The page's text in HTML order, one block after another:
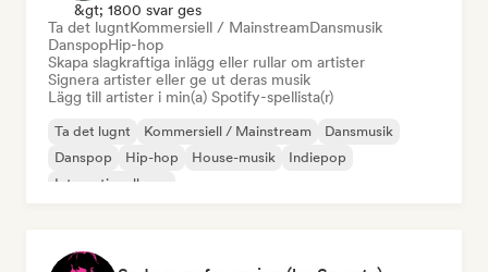
&gt; 1800 svar ges
Ta det lugntKommersiell / MainstreamDansmusik
DanspopHip-hop
Skapa slagkraftiga inlägg eller rullar om artister
Signera artister eller ge ut deras musik
Lägg till artister i min(a) Spotify-spellista(r)
Ta det lugnt Kommersiell / Mainstream
Dansmusik
Danspop
Hip-hop House-musik
Indiepop
Internationell pop